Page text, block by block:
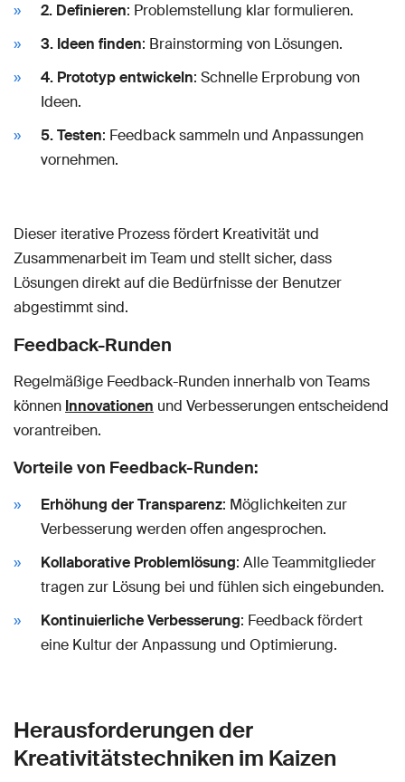
2. Definieren: Problemstellung klar formulieren.
3. Ideen finden: Brainstorming von Lösungen.
4. Prototyp entwickeln: Schnelle Erprobung von
Ideen.
5. Testen: Feedback sammeln und Anpassungen
vornehmen.
Dieser iterative Prozess fördert Kreativität und
Zusammenarbeit im Team und stellt sicher, dass
Lösungen direkt auf die Bedürfnisse der Benutzer
abgestimmt sind.
Feedback-Runden
Regelmäßige Feedback-Runden innerhalb von Teams
können Innovationen und Verbesserungen entscheidend
vorantreiben.
Vorteile von Feedback-Runden:
Erhöhung der Transparenz: Möglichkeiten zur
Verbesserung werden offen angesprochen.
Kollaborative Problemlösung: Alle Teammitglieder
tragen zur Lösung bei und fühlen sich eingebunden.
Kontinuierliche Verbesserung: Feedback fördert
eine Kultur der Anpassung und Optimierung.
Herausforderungen der
Kreativitätstechniken im Kaizen